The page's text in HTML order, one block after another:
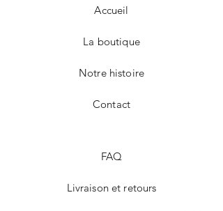
Accueil
La boutique
Notre histoire
Contact
FAQ
Livraison et retours